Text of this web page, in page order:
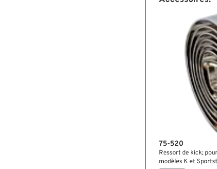
75-520
Ressort de kick;
modèles K et